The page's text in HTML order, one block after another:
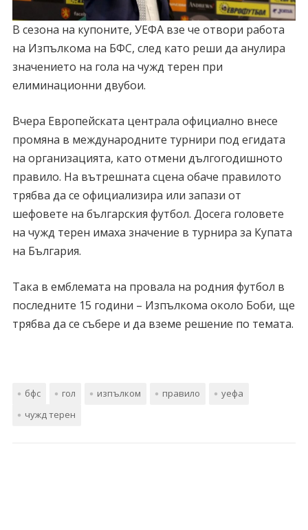
В сезона на купоните, УЕФА взе че отвори работа
на Изпълкома на БФС, след като реши да анулира
значението на гола на чужд терен при
елиминационни двубои.
Вчера Европейската централа официално внесе
промяна в международните турнири под егидата
на организацията, като отмени дългогодишното
правило. На вътрешната сцена обаче правилото
трябва да се официализира или запази от
шефовете на българския футбол. Досега головете
на чужд терен имаха значение в турнира за Купата
на България.
Така в емблемата на провала на родния футбол в
последните 15 години – Изпълкома около Боби, ще
трябва да се събере и да вземе решение по темата.
бфс гол изпълком правило
уефа
чужд терен